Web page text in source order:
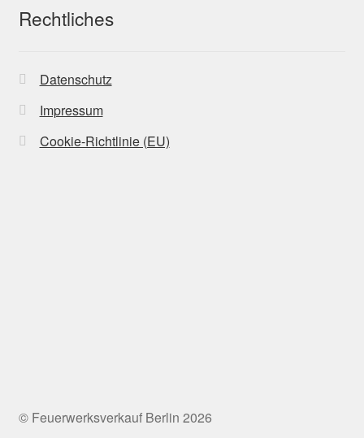
Rechtliches
Datenschutz
Impressum
Cookie-Richtlinie (EU)
© Feuerwerksverkauf Berlin 2026